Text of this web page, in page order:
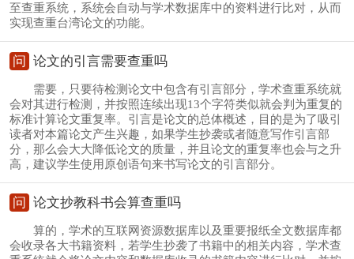
至查重系统，系统会自动与学术数据库中的资料进行比对，从而
实现查重台湾论文的功能。
问 论文的引言需要查重吗
需要，只要待检测论文中包含有引言部分，学术查重系统就
会对其进行检测，并按照连续出现13个字符类似就会判为重复的
标准计算论文重复率。引言是论文的总体概述，目的是为了吸引
读者对本篇论文产生兴趣，如果学生抄袭或者随意写作引言部
分，那么会大大降低论文的质量，并且论文的重复率也会与之升
高，建议学生使用原创语句来书写论文的引言部分。
问 论文抄教科书会算查重吗
算的，学术的互联网资源数据库以及重要报纸全文数据库都
会收录各大书籍资料，若学生抄袭了书籍中的相关内容，学术查